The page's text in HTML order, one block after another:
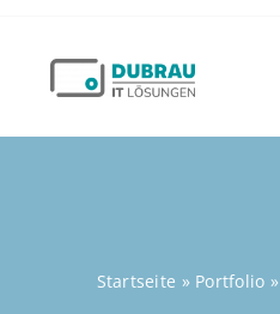
Startseite » Portfolio »